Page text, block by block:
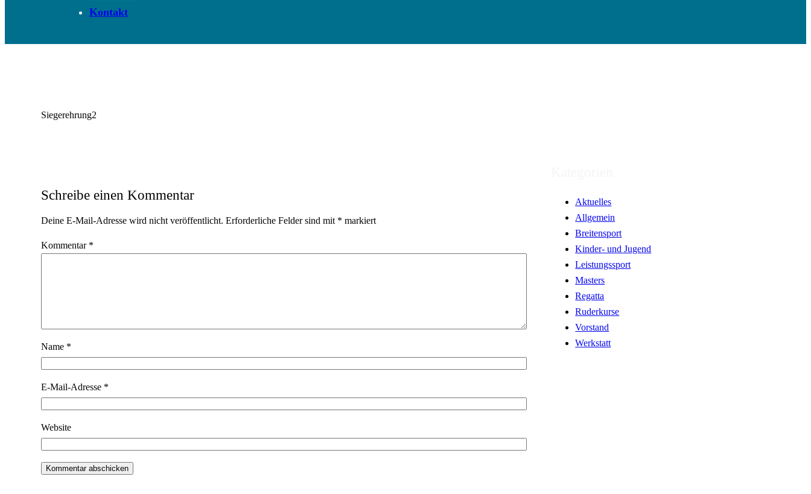
Kontakt
Siegerehrung2
Schreibe einen Kommentar
Deine E-Mail-Adresse wird nicht veröffentlicht. Erforderliche Felder sind mit * markiert
Kommentar *
Name *
E-Mail-Adresse *
Website
Aktuelles
Allgemein
Breitensport
Kinder- und Jugend
Leistungssport
Masters
Regatta
Ruderkurse
Vorstand
Werkstatt